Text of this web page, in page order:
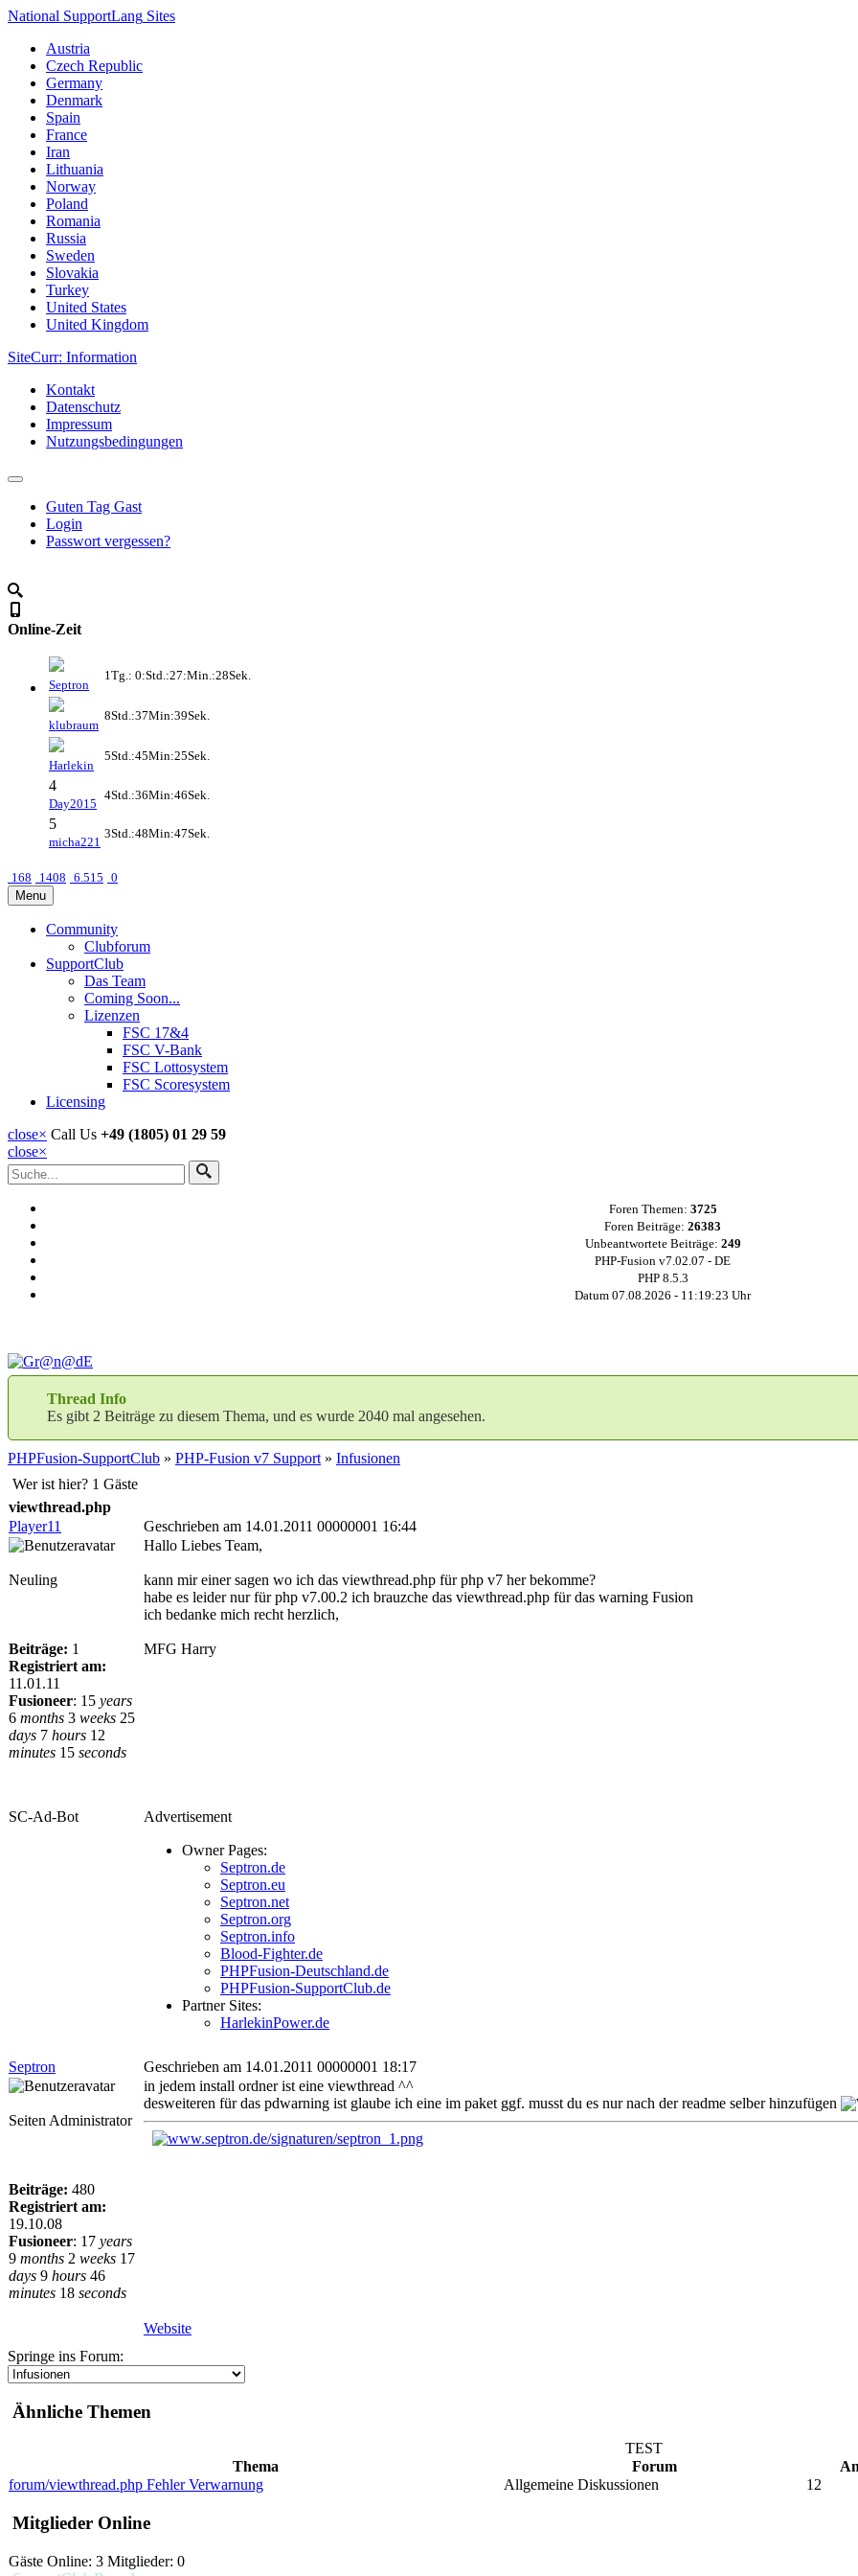
National SupportLang Sites
Austria
Czech Republic
Germany
Denmark
Spain
France
Iran
Lithuania
Norway
Poland
Romania
Russia
Sweden
Slovakia
Turkey
United States
United Kingdom
SiteCurr: Information
Kontakt
Datenschutz
Impressum
Nutzungsbedingungen
Guten Tag Gast
Login
Passwort vergessen?
Online-Zeit
Septron
1Tg.: 0:Std.:27:Min.:28Sek.
klubraum
8Std.:37Min:39Sek.
Harlekin
5Std.:45Min:25Sek.
4
Day2015
4Std.:36Min:46Sek.
5
micha221
3Std.:48Min:47Sek.
168 1408 6.515 0
Menu
Community
Clubforum
SupportClub
Das Team
Coming Soon...
Lizenzen
FSC 17&4
FSC V-Bank
FSC Lottosystem
FSC Scoresystem
Licensing
close× Call Us +49 (1805) 01 29 59
close×
Foren Themen: 3725
Foren Beiträge: 26383
Unbeantwortete Beiträge: 249
PHP-Fusion v7.02.07 - DE
PHP 8.5.3
Datum 07.08.2026 - 11:19:24 Uhr
Thread Info
Es gibt 2 Beiträge zu diesem Thema, und es wurde 2040 mal angesehen.
PHPFusion-SupportClub » PHP-Fusion v7 Support » Infusionen
Wer ist hier? 1 Gäste
viewthread.php
Player11
Geschrieben am 14.01.2011 00000001 16:44
Neuling
Beiträge: 1
Registriert am:
11.01.11
Fusioneer: 15 years
6 months 3 weeks 25
days 7 hours 12
minutes 15 seconds
Hallo Liebes Team,
kann mir einer sagen wo ich das viewthread.php für php v7 her bekomme?
habe es leider nur für php v7.00.2 ich brauzche das viewthread.php für das warning Fusion
ich bedanke mich recht herzlich,
MFG Harry
SC-Ad-Bot Advertisement
Owner Pages:
Septron.de
Septron.eu
Septron.net
Septron.org
Septron.info
Blood-Fighter.de
PHPFusion-Deutschland.de
PHPFusion-SupportClub.de
Partner Sites:
HarlekinPower.de
Septron Geschrieben am 14.01.2011 00000001 18:17
Seiten Administrator
Beiträge: 480
Registriert am:
19.10.08
Fusioneer: 17 years
9 months 2 weeks 17
days 9 hours 46
minutes 18 seconds
in jedem install ordner ist eine viewthread ^^
desweiteren für das pdwarning ist glaube ich eine im paket ggf. musst du es nur nach der readme selber hinzufügen
Website
Springe ins Forum:
Ähnliche Themen
TEST
Thema
Forum
forum/viewthread.php Fehler Verwarnung
Allgemeine Diskussionen 12
Mitglieder Online
Gäste Online: 3 Mitglieder: 0